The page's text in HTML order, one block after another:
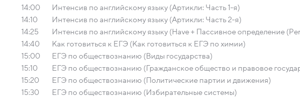
14:00
Интенсив по английскому языку (Артикли: Часть 1-я)
14:10
Интенсив по английскому языку (Артикли: Часть 2-я)
14:25
Интенсив по английскому языку (Have + Пассивное определение
14:40
Как готовиться к ЕГЭ (Как готовиться к ЕГЭ по химии)
15:00
ЕГЭ по обществознанию (Виды государства)
15:10
ЕГЭ по обществознанию (Гражданское общество и правовое
15:20
ЕГЭ по обществознанию (Политические партии и движения)
15:30
ЕГЭ по обществознанию (Избирательные системы)